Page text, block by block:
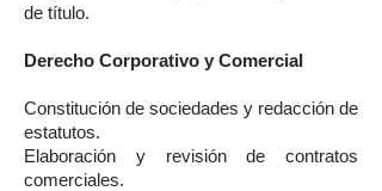
de título.
Derecho Corporativo y Comercial
Constitución de sociedades y redacción de
estatutos.
Elaboración y revisión de contratos
comerciales.